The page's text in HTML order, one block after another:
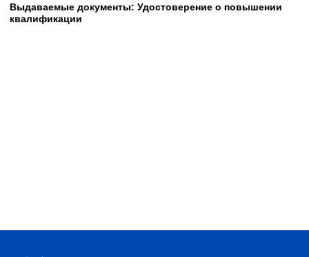
Выдаваемые документы: Удостоверение о повышении
квалификации